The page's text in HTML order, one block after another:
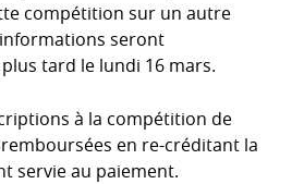
compétition sur un autre
seront
tard le lundi 16 mars.
à la compétition de
en re-créditant la
servie au paiement.